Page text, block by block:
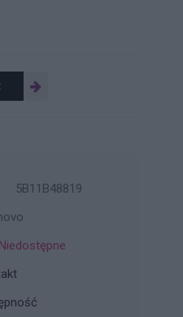
5B11B48819
Niedostępne